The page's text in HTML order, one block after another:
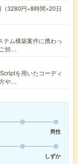
3280円×8時間×20日
テム構築案件に携わっ
担…
を用いたコーディ
や…
男性
しずか